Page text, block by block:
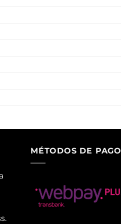
MÉTODOS DE PAGO